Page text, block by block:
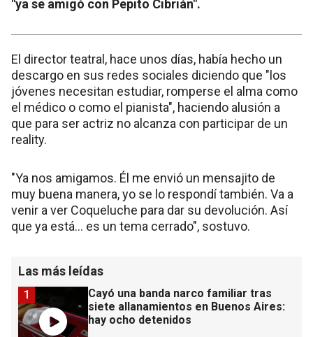
"ya se amigó con Pepito Cibrián".
El director teatral, hace unos días, había hecho un
descargo en sus redes sociales diciendo que "los
jóvenes necesitan estudiar, romperse el alma como
el médico o como el pianista", haciendo alusión a
que para ser actriz no alcanza con participar de un
reality.
"Ya nos amigamos. Él me envió un mensajito de
muy buena manera, yo se lo respondí también. Va a
venir a ver Coqueluche para dar su devolución. Así
que ya está... es un tema cerrado", sostuvo.
Las más leídas
Cayó una banda narco familiar tras
siete allanamientos en Buenos Aires:
hay ocho detenidos
1